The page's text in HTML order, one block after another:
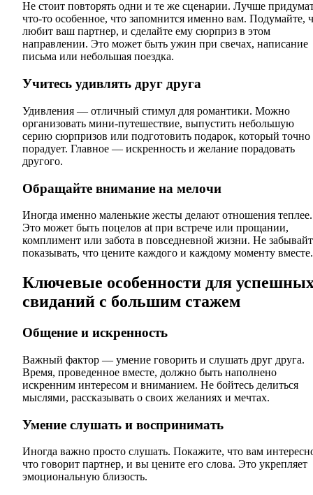
Не стоит повторять одни и те же сценарии. Лучше
что-то особенное, что запомнится именно вам. Подумайте,
любит ваш партнер, и сделайте ему сюрприз в этом
направлении. Это может быть ужин при свечах, написание
письма или небольшая поездка.
Учитесь удивлять друг друга
Удивления — отличный стимул для романтики. Можно
организовать мини-путешествие, выпустить небольшую
серию сюрпризов или подготовить подарок, который точно
порадует. Главное — искренность и желание порадовать
другого.
Обращайте внимание на мелочи
Иногда именно маленькие жесты делают отношения теплее.
Это может быть поцелов at при встрече или прощании,
комплимент или забота в повседневной жизни. Не
показывать, что цените каждого и каждому моменту вместе.
Ключевые особенности для
свиданий с большим стажем
Общение и искренность
Важный фактор — умение говорить и слушать друг друга.
Время, проведенное вместе, должно быть наполнено
искренним интересом и вниманием. Не бойтесь делиться
мыслями, рассказывать о своих желаниях и мечтах.
Умение слушать и воспринимать
Иногда важно просто слушать. Покажите, что вам
что говорит партнер, и вы цените его слова. Это укрепляет
эмоциональную близость.